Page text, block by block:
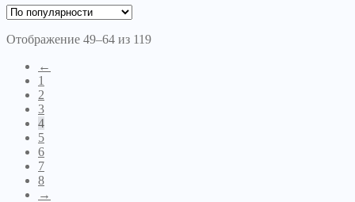
Отображение 49–64 из 119
←
1
2
3
4
5
6
7
8
→